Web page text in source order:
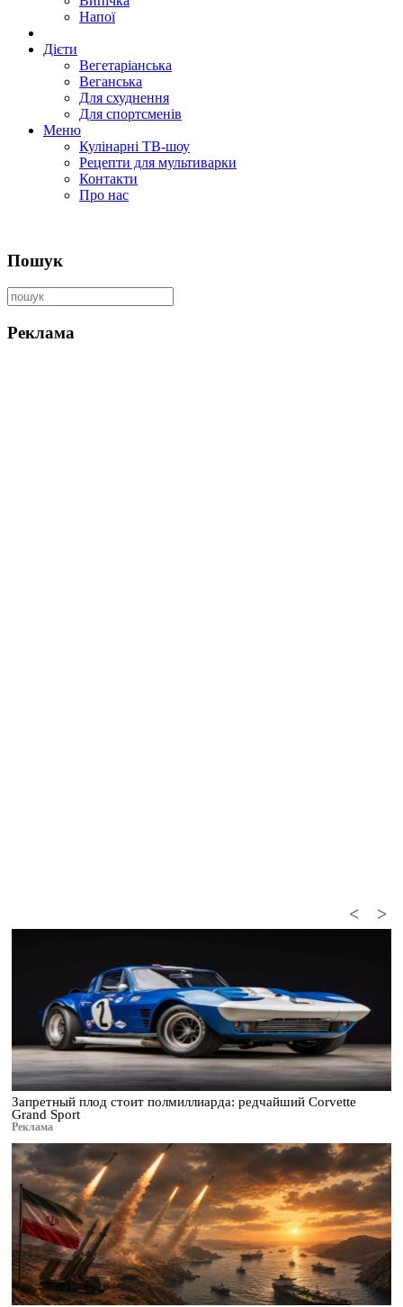
Напої
Дієти
Вегетаріанська
Веганська
Для схуднення
Для спортсменів
Меню
Кулінарні ТВ-шоу
Рецепти для мультиварки
Контакти
Про нас
Пошук
Реклама
>
<
Запретный плод стоит полмиллиарда: редчайший Corvette
Grand Sport
Реклама